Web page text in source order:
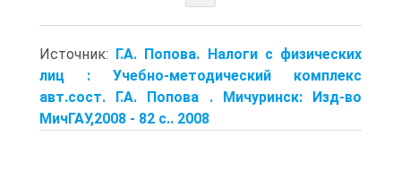
Источник: Г.А. Попова. Налоги с физических
лиц : Учебно-методический комплекс
авт.сост. Г.А. Попова . Мичуринск: Изд-во
МичГАУ,2008 - 82 с.. 2008